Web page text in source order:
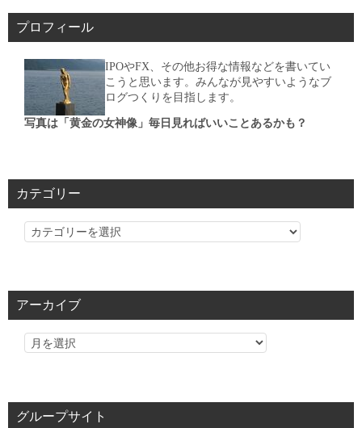
プロフィール
IPOやFX、その他お得な情報などを書いてい
こうと思います。みんなが見やすいようなブ
ログつくりを目指します。
写真は「黄金の女神像」毎日見ればいいことあるかも？
カテゴリー
カ
リ
アーカイブ
グループサイト